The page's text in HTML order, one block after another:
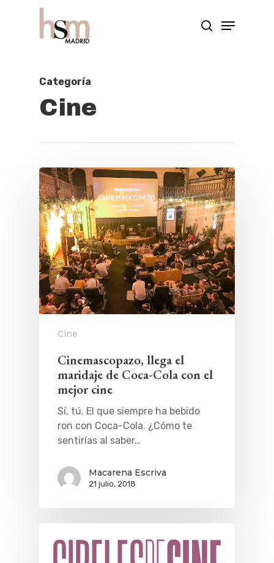
Categoría
Cine
Cine
Cinemascopazo, llega el
maridaje de Coca-Cola con el
mejor cine
Sí, tú. El que siempre ha bebido
ron con Coca-Cola. ¿Cómo te
sentirías al saber…
Macarena Escriva
21 julio, 2018